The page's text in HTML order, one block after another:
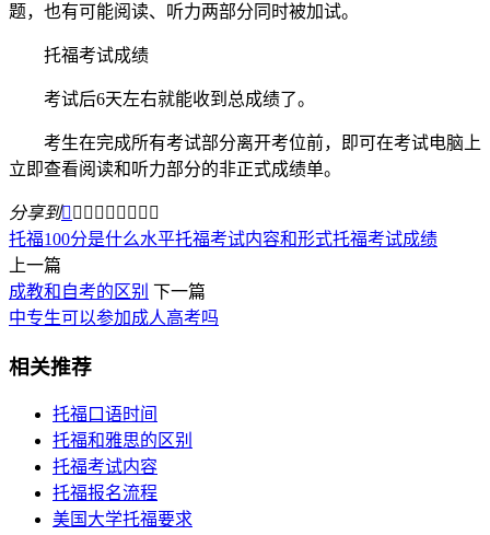
题，也有可能阅读、听力两部分同时被加试。
托福考试成绩
考试后6天左右就能收到总成绩了。
考生在完成所有考试部分离开考位前，即可在考试电脑上
立即查看阅读和听力部分的非正式成绩单。
分享到        
托福100分是什么水平托福考试内容和形式托福考试成绩
上一篇
成教和自考的区别 下一篇
中专生可以参加成人高考吗
相关推荐
托福口语时间
托福和雅思的区别
托福考试内容
托福报名流程
美国大学托福要求